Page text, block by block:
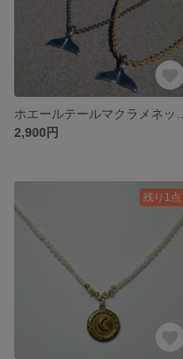
2,900円
残り1点